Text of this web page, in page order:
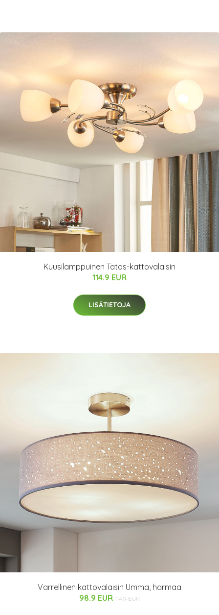
Kuusilamppuinen Tatas-kattovalaisin
114.9 EUR
LISÄTIETOJA
Varrellinen kattovalaisin Umma, harmaa
98.9 EUR 114.9 EUR